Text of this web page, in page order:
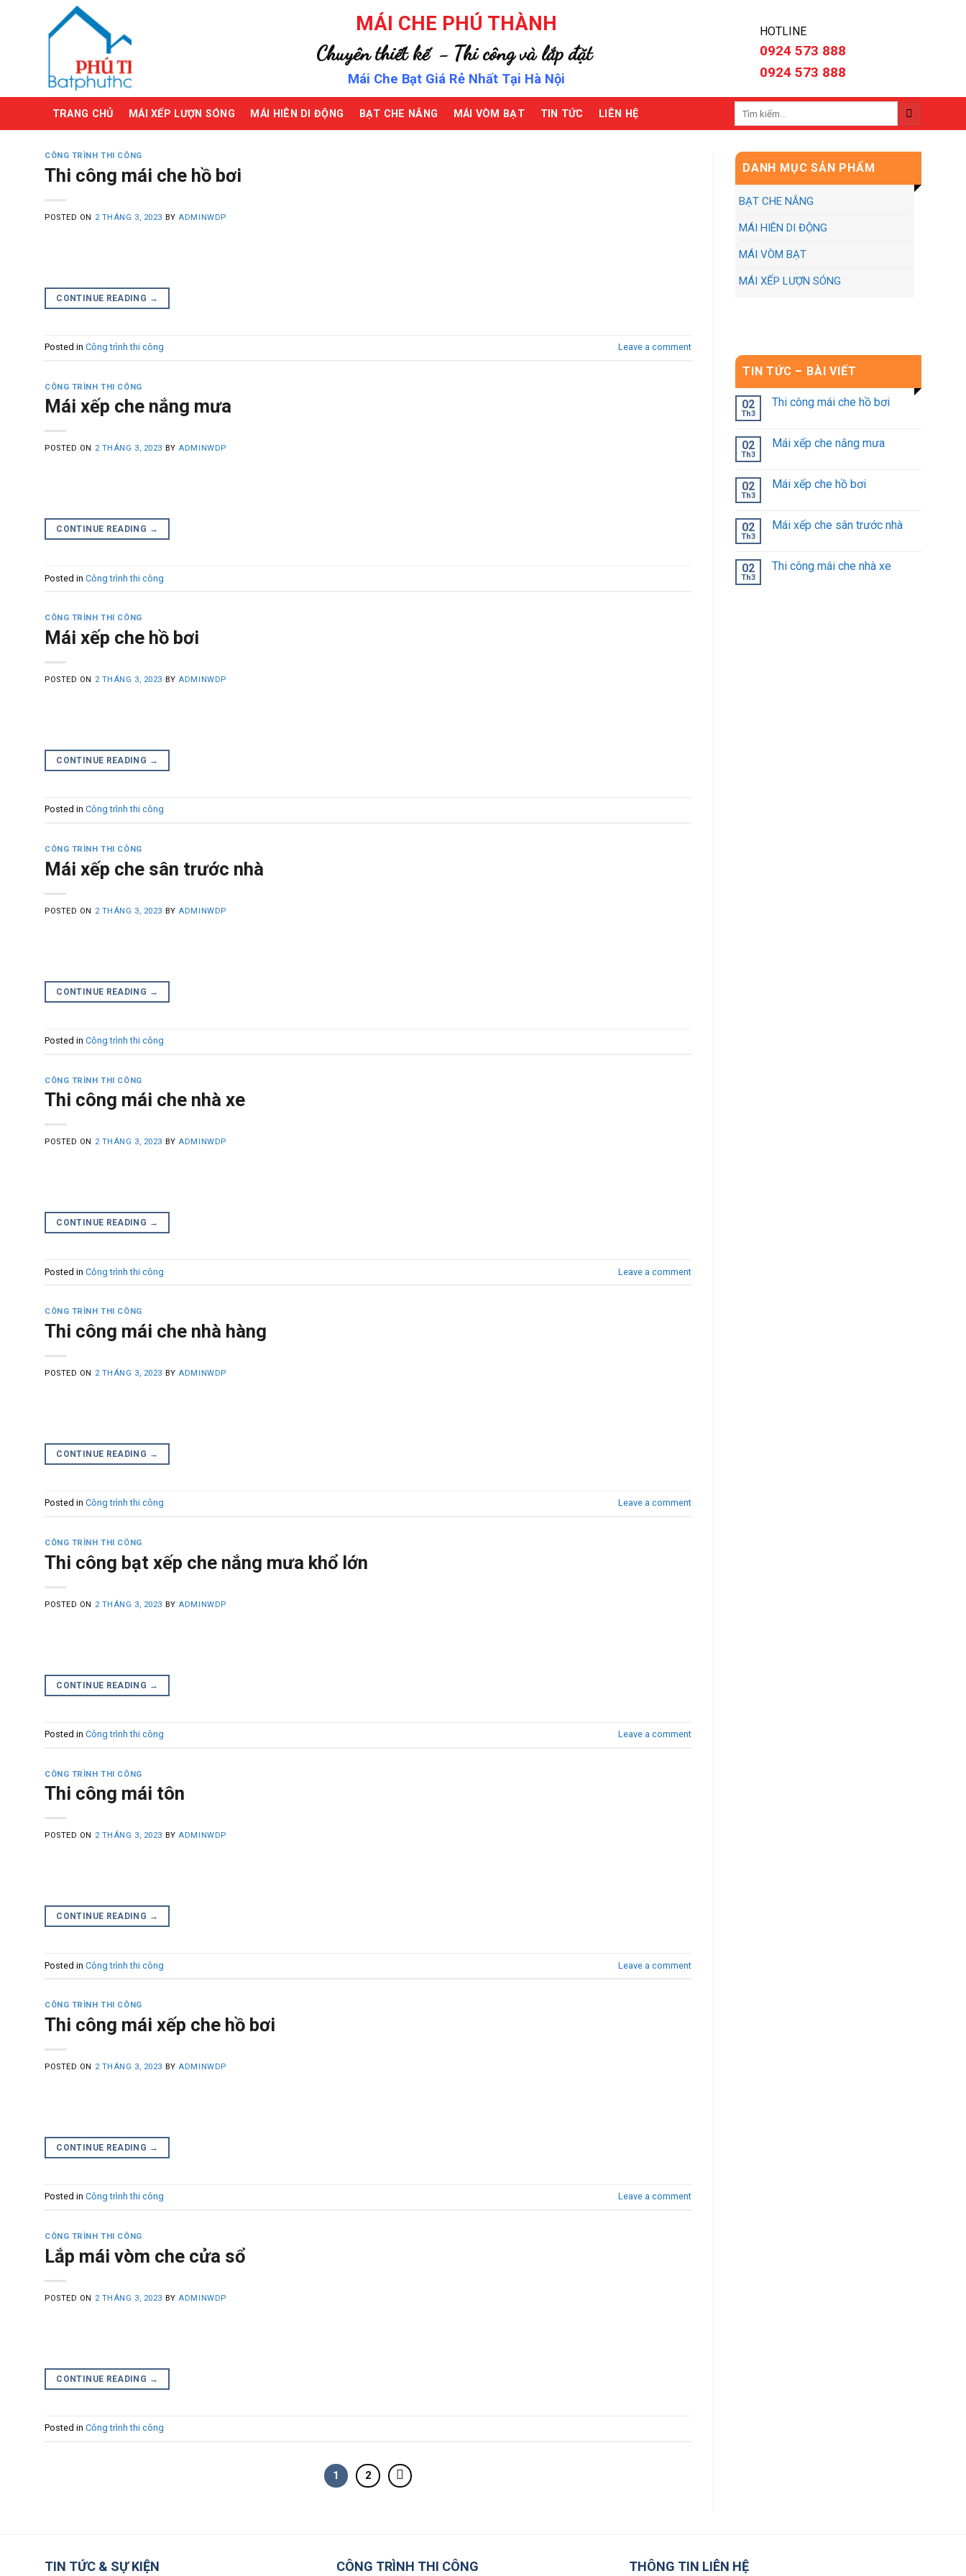
MÁI CHE PHÚ THÀNH
Chuyên thiết kế - Thi công và lắp đặt
Mái Che Bạt Giá Rẻ Nhất Tại Hà Nội
HOTLINE
0924 573 888
0924 573 888
TRANG CHỦ MÁI XẾP LƯỢN SÓNG MÁI HIÊN DI ĐỘNG BẠT CHE NẮNG MÁI VÒM BẠT TIN TỨC LIÊN HỆ
CÔNG TRÌNH THI CÔNG
Thi công mái che hồ bơi
POSTED ON 2 THÁNG 3, 2023 BY ADMINWDP
CONTINUE READING →
Posted in Công trình thi công Leave a comment
CÔNG TRÌNH THI CÔNG
Mái xếp che nắng mưa
POSTED ON 2 THÁNG 3, 2023 BYADMINWDP
CONTINUE READING →
Posted in Công trình thi công
CÔNG TRÌNH THI CÔNG
Mái xếp che hồ bơi
POSTED ON 2 THÁNG 3, 2023 BYADMINWDP
CONTINUE READING →
Posted in Công trình thi công
CÔNG TRÌNH THI CÔNG
Mái xếp che sân trước nhà
POSTED ON 2 THÁNG 3, 2023 BY ADMINWDP
CONTINUE READING →
Posted in Công trình thi công
CÔNG TRÌNH THI CÔNG
Thi công mái che nhà xe
POSTED ON 2 THÁNG 3, 2023 BYADMINWDP
CONTINUE READING →
Posted in Công trình thi công Leave a comment
CÔNG TRÌNH THI CÔNG
Thi công mái che nhà hàng
POSTED ON 2 THÁNG 3, 2023 BYADMINWDP
CONTINUE READING →
Posted in Công trình thi công Leave a comment
CÔNG TRÌNH THI CÔNG
Thi công bạt xếp che nắng mưa khổ lớn
POSTED ON 2 THÁNG 3, 2023 BY ADMINWDP
CONTINUE READING →
Posted in Công trình thi công Leave a comment
CÔNG TRÌNH THI CÔNG
Thi công mái tôn
POSTED ON 2 THÁNG 3, 2023 BYADMINWDP
CONTINUE READING →
Posted in Công trình thi công Leave a comment
CÔNG TRÌNH THI CÔNG
Thi công mái xếp che hồ bơi
POSTED ON 2 THÁNG 3, 2023 BYADMINWDP
CONTINUE READING →
Posted in Công trình thi công Leave a comment
CÔNG TRÌNH THI CÔNG
Lắp mái vòm che cửa sổ
POSTED ON 2 THÁNG 3, 2023 BY ADMINWDP
CONTINUE READING →
Posted in Công trình thi công
1 2
DANH MỤC SẢN PHẨM
BẠT CHE NẮNG
MÁI HIÊN DI ĐỘNG
MÁI VÒM BẠT
MÁI XẾP LƯỢN SÓNG
TIN TỨC – BÀI VIẾT
02
Th3
Thi công mái che hồ bơi
02
Th3
Mái xếp che nắng mưa
02
Th3
Mái xếp che hồ bơi
02
Th3
Mái xếp che sân trước nhà
02
Th3
Thi công mái che nhà xe
TIN TỨC & SỰ KIỆN CÔNG TRÌNH THI CÔNG THÔNG TIN LIÊN HỆ